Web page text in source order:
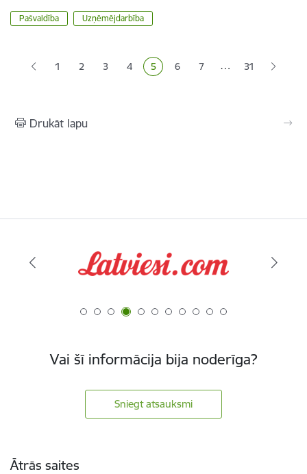
Pašvaldība Uzņēmējdarbība
1 Lapa
2 Lapa
3 Lapa
4 Pašreizējā lapa
5 Lapa
6 Lapa
7 … 31
Drukāt lapu
Vai šī informācija bija noderīga?
Sniegt atsauksmi
Ātrās saites